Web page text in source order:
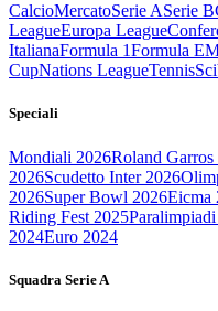
CalcioMercatoSerie ASerie B
LeagueEuropa League
ItalianaFormula 1Formula E
CupNations LeagueTennisSci
Speciali
Mondiali 2026Roland Garros
2026Scudetto Inter 2026
2026Super Bowl 2026Eicma
Riding Fest 2025
2024Euro 2024
Squadra Serie A